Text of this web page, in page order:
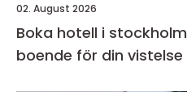
02. August 2026
Boka hotell i stockholm så väljer du rätt
boende för din vistelse